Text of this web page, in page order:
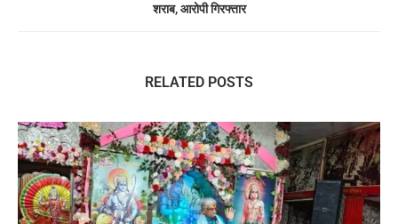
शराब, आरोपी गिरफ्तार
RELATED POSTS